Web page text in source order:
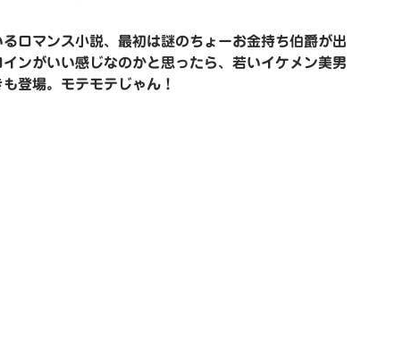
ロマンス小説、最初は謎のちょーお金持ち伯爵が出
インがいい感じなのかと思ったら、若いイケメン美男
登場。モテモテじゃん！